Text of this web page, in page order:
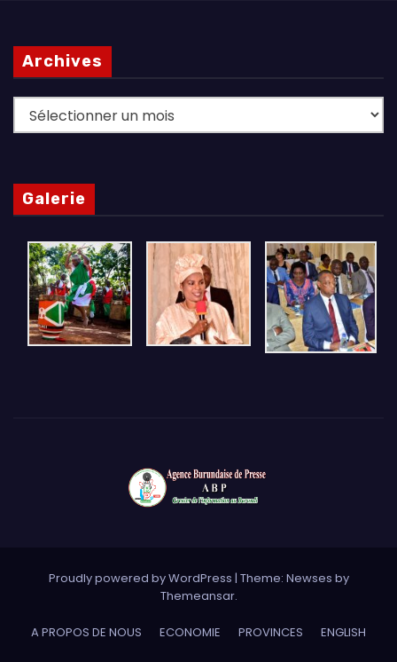
Archives
Archives
Galerie
Proudly powered by WordPress | Theme: Newses by
Themeansar.
A PROPOS DE NOUS ECONOMIE PROVINCES ENGLISH